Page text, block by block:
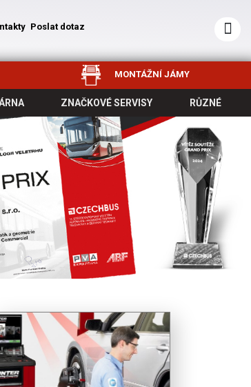
Poslat dotaz
MONTÁŽNÍ JÁMY
ZNAČKOVÉ SERVISY RŮZNÉ